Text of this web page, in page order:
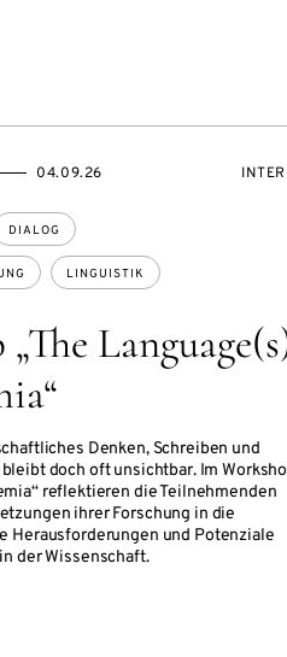
Denken, Schreiben und
doch oft unsichtbar. Im
reflektieren die Teilnehmenden
ihrer Forschung in die
Herausforderungen und Potenziale
der Wissenschaft.
DIALOG
LINGUISTIK
04.09.26